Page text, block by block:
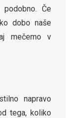
Če
dobo naše
mečemo v
napravo
tega, koliko